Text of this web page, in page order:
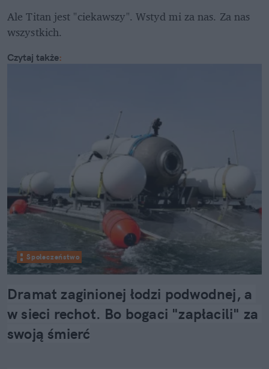
Ale Titan jest "ciekawszy". Wstyd mi za nas. Za nas
wszystkich.
Czytaj także:
Społeczeństwo
Dramat zaginionej łodzi podwodnej, a
w sieci rechot. Bo bogaci "zapłacili" za
swoją śmierć